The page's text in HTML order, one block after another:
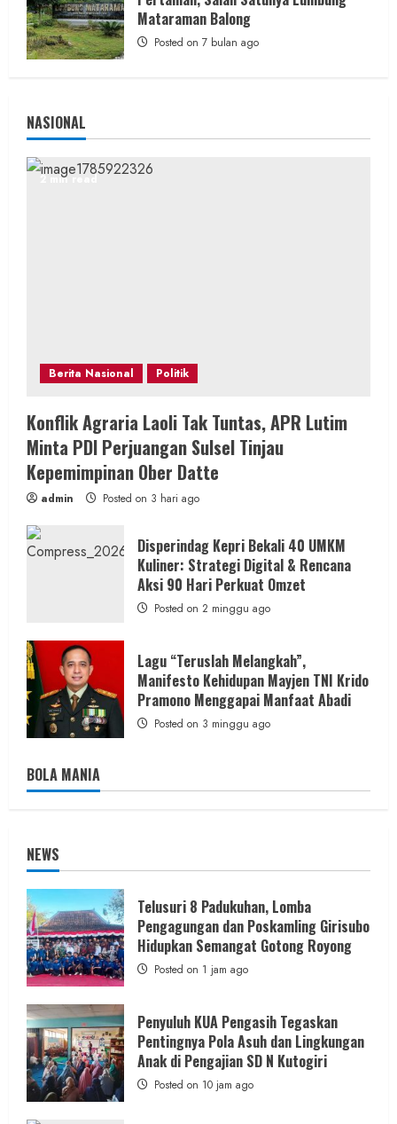
Mataraman Balong
Posted on 7 bulan ago
NASIONAL
2 min read
Berita Nasional Politik
Konflik Agraria Laoli Tak Tuntas, APR Lutim
Minta PDI Perjuangan Sulsel Tinjau
Kepemimpinan Ober Datte
admin Posted on 3 hari ago
Disperindag Kepri Bekali 40 UMKM
Kuliner: Strategi Digital & Rencana
Aksi 90 Hari Perkuat Omzet
Posted on 2 minggu ago
Lagu “Teruslah Melangkah”,
Manifesto Kehidupan Mayjen TNI Krido
Pramono Menggapai Manfaat Abadi
Posted on 3 minggu ago
BOLA MANIA
NEWS
Telusuri 8 Padukuhan, Lomba
Pengagungan dan Poskamling Girisubo
Hidupkan Semangat Gotong Royong
Posted on 1 jam ago
Penyuluh KUA Pengasih Tegaskan
Pentingnya Pola Asuh dan Lingkungan
Anak di Pengajian SD N Kutogiri
Posted on 10 jam ago